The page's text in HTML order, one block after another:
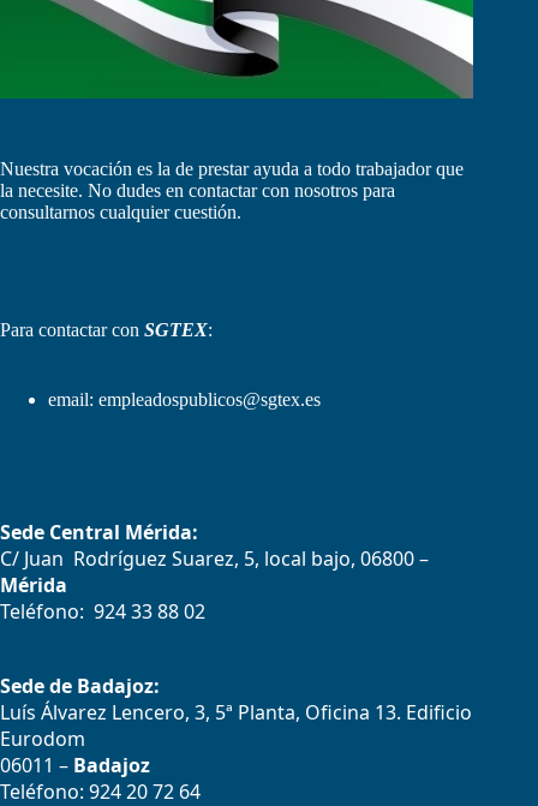
Nuestra vocación es la de prestar ayuda a todo trabajador que
la necesite. No dudes en contactar con nosotros para
consultarnos cualquier cuestión.
Para contactar con SGTEX:
email: empleadospublicos@sgtex.es
Sede Central Mérida:
C/ Juan Rodríguez Suarez, 5, local bajo, 06800 –
Mérida
Teléfono: 924 33 88 02
Sede de Badajoz:
Luís Álvarez Lencero, 3, 5ª Planta, Oficina 13. Edificio
Eurodom
06011 – Badajoz
Teléfono: 924 20 72 64